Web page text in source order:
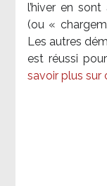
l’hiver en
(ou «
Les autres
est réussi
savoir plus sur